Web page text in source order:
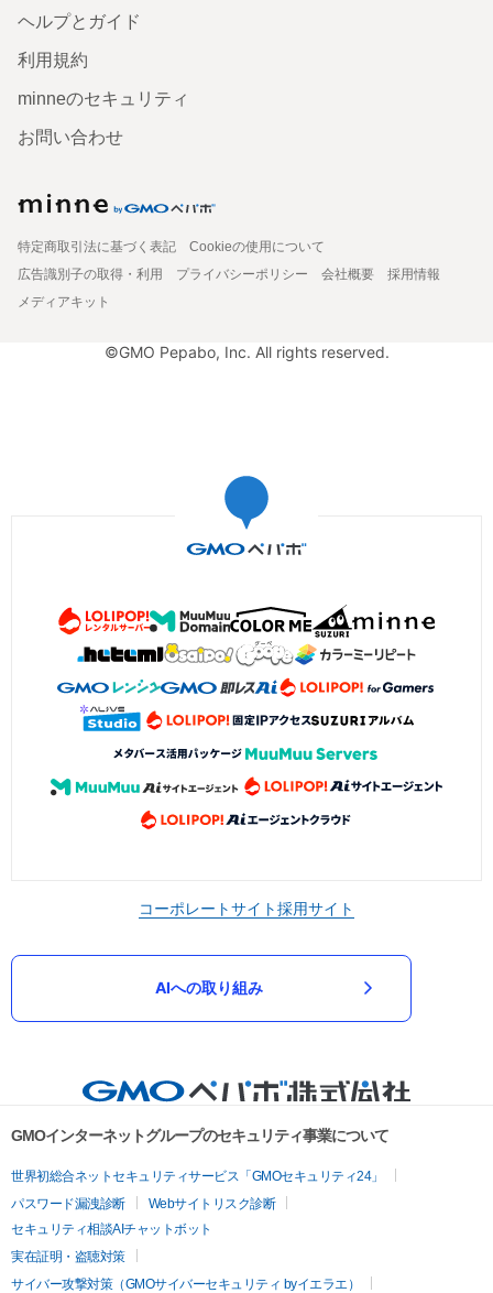
ヘルプとガイド
利用規約
minneのセキュリティ
お問い合わせ
特定商取引法に基づく表記
Cookieの使用について
広告識別子の取得・利用
プライバシーポリシー 会社概要
採用情報
メディアキット
©GMO Pepabo, Inc. All rights reserved.
コーポレートサイト採用サイト
AIへの取り組み
GMOインターネットグループのセキュリティ事業について
世界初総合ネットセキュリティサービス「GMOセキュリティ24」
パスワード漏洩診断
Webサイトリスク診断
セキュリティ相談AIチャットボット
実在証明・盗聴対策
サイバー攻撃対策（GMOサイバーセキュリティ byイエラエ）